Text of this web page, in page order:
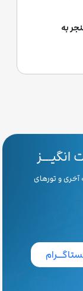
به
آخری و تورهای